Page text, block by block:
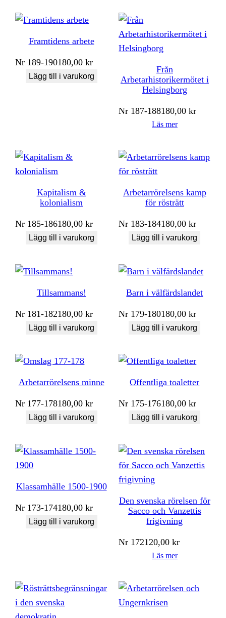
Framtidens arbete
Nr 189-190180,00kr
Lägg till i varukorg
Från
Arbetarhistorikermötet i
Helsingborg
Nr 187-188180,00kr
Läs mer
Kapitalism &
kolonialism
Nr 185-186180,00kr
Lägg till i varukorg
Arbetarrörelsens kamp
för rösträtt
Nr 183-184180,00kr
Lägg till i varukorg
Tillsammans!
Nr 181-182180,00kr
Lägg till i varukorg
Barn i välfärdslandet
Nr 179-180180,00kr
Lägg till i varukorg
Arbetarrörelsens minne
Nr 177-178180,00kr
Lägg till i varukorg
Offentliga toaletter
Nr 175-176180,00kr
Lägg till i varukorg
Klassamhälle 1500-1900
Nr 173-174180,00kr
Lägg till i varukorg
Den svenska rörelsen för
Sacco och Vanzettis
frigivning
Nr 172120,00kr
Läs mer